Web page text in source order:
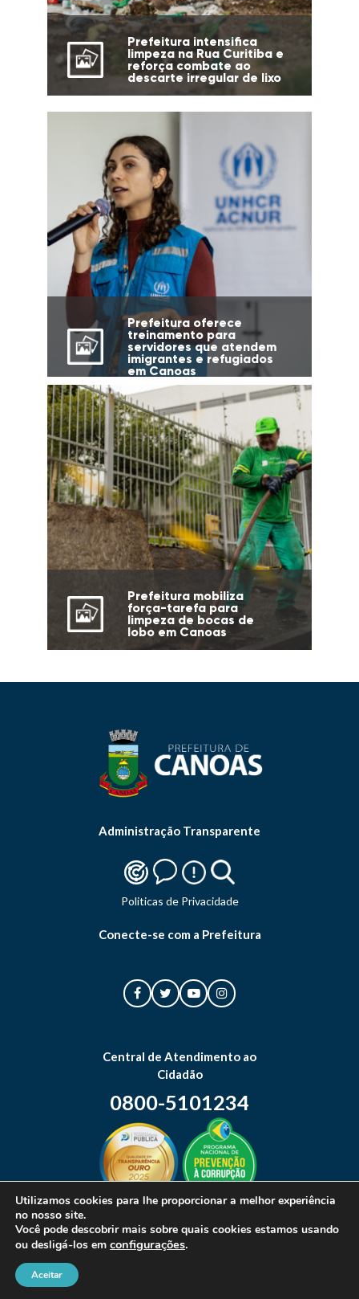
Prefeitura intensifica
limpeza na Rua Curitiba e
reforça combate ao
descarte irregular de lixo
Prefeitura oferece
treinamento para
servidores que atendem
imigrantes e refugiados
em Canoas
Prefeitura mobiliza
força-tarefa para
limpeza de bocas de
lobo em Canoas
Administração Transparente
Politicas de Privacidade
Conecte-se com a Prefeitura
Central de Atendimento ao
Cidadão
0800-5101234
© 2026 Prefeitura Municipal de Canoas. Todos os direitos reservados.
Utilizamos cookies para lhe proporcionar a melhor experiência
no nosso site.
Você pode descobrir mais sobre quais cookies estamos usando
ou desligá-los em configurações.
Aceitar